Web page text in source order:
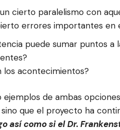
cierto paralelismo con
errores importantes en
puede sumar puntos a
los acontecimientos?
de ambas
que el proyecto ha
así como si el Dr.